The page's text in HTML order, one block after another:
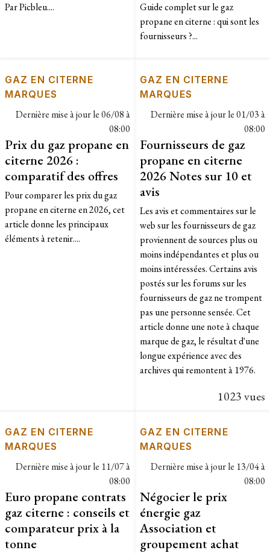
Par Picbleu....
Guide complet sur le gaz
propane en citerne : qui sont les
fournisseurs ?...
GAZ EN CITERNE
MARQUES
Dernière mise à jour le06/08 à
08:00
Prix du gaz propane en
citerne 2026 :
comparatif des offres
Pour comparer les prix du gaz
propane en citerne en 2026, cet
article donne les principaux
éléments à retenir....
GAZ EN CITERNE
MARQUES
Dernière mise à jour le01/03 à
08:00
Fournisseurs de gaz
propane en citerne
2026 Notes sur 10 et
avis
Les avis et commentaires sur le
web sur les fournisseurs de gaz
proviennent de sources plus ou
moins indépendantes et plus ou
moins intéressées. Certains avis
postés sur les forums sur les
fournisseurs de gaz ne trompent
pas une personne sensée. Cet
article donne une note à chaque
marque de gaz, le résultat d'une
longue expérience avec des
archives qui remontent à 1976.
1023 vues
GAZ EN CITERNE
MARQUES
Dernière mise à jour le 11/07 à
08:00
Euro propane contrats
gaz citerne : conseils et
comparateur prix à la
tonne
GAZ EN CITERNE
MARQUES
Dernière mise à jour le 13/04 à
08:00
Négocier le prix
énergie gaz
Association et
groupement achat